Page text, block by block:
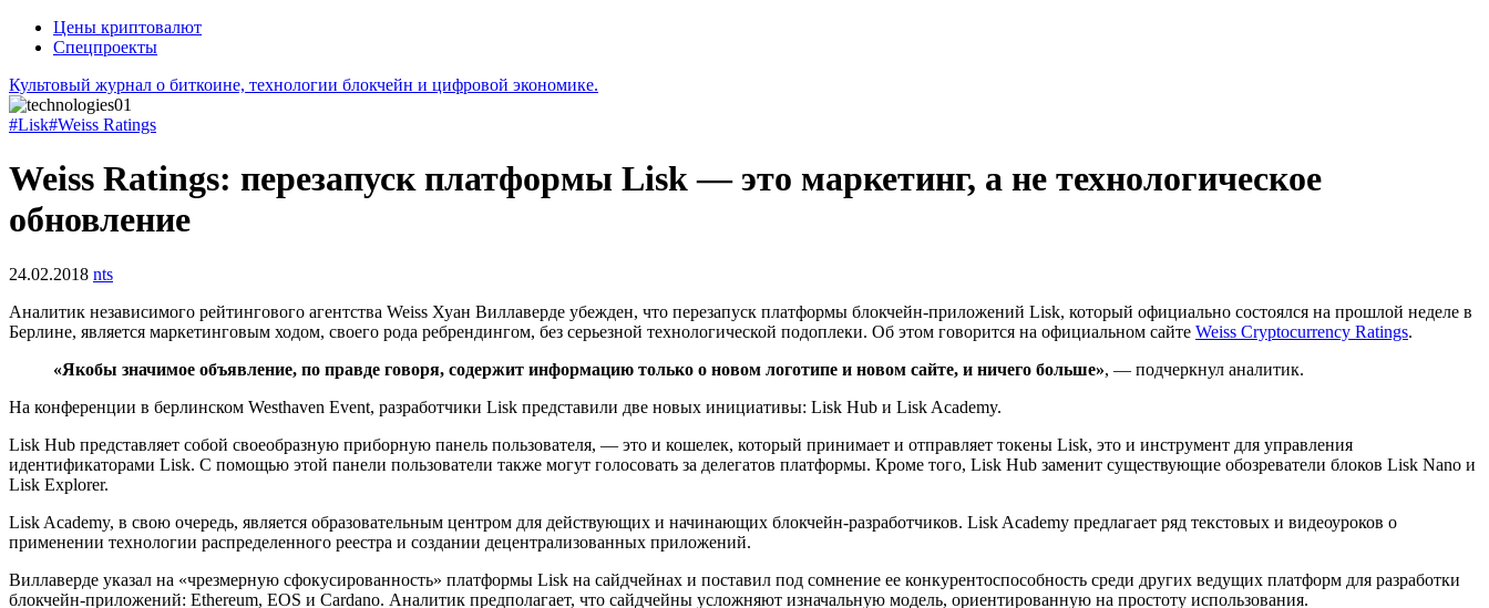
Цены криптовалют
Спецпроекты
Культовый журнал о биткоине, технологии блокчейн и цифровой экономике.
#Lisk#Weiss Ratings
Weiss Ratings: перезапуск платформы Lisk — это маркетинг, а не технологическое
обновление
24.02.2018 nts
Аналитик независимого рейтингового агентства Weiss Хуан Виллаверде убежден, что перезапуск платформы блокчейн-приложений Lisk, который официально состоялся на прошлой неделе в
Берлине, является маркетинговым ходом, своего рода ребрендингом, без серьезной технологической подоплеки. Об этом говорится на официальном сайте Weiss Cryptocurrency Ratings.
«Якобы значимое объявление, по правде говоря, содержит информацию только о новом логотипе и новом сайте, и ничего больше», — подчеркнул аналитик.
На конференции в берлинском Westhaven Event, разработчики Lisk представили две новых инициативы: Lisk Hub и Lisk Academy.
Lisk Hub представляет собой своеобразную приборную панель пользователя, — это и кошелек, который принимает и отправляет токены Lisk, это и инструмент для управления
идентификаторами Lisk. С помощью этой панели пользователи также могут голосовать за делегатов платформы. Кроме того, Lisk Hub заменит существующие обозреватели блоков Lisk Nano и
Lisk Explorer.
Lisk Academy, в свою очередь, является образовательным центром для действующих и начинающих блокчейн-разработчиков. Lisk Academy предлагает ряд текстовых и видеоуроков о
применении технологии распределенного реестра и создании децентрализованных приложений.
Виллаверде указал на «чрезмерную сфокусированность» платформы Lisk на сайдчейнах и поставил под сомнение ее конкурентоспособность среди других ведущих платформ для разработки
блокчейн-приложений: Ethereum, EOS и Cardano. Аналитик предполагает, что сайдчейны усложняют изначальную модель, ориентированную на простоту использования.